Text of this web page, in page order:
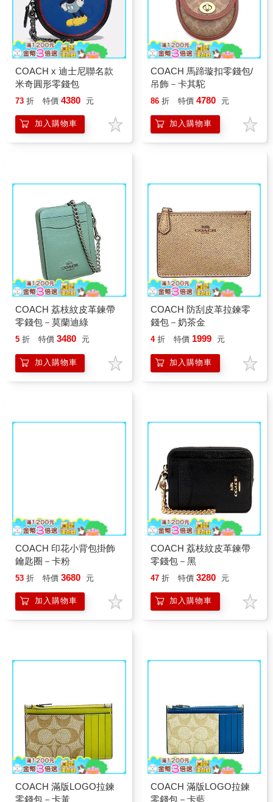
COACH x 迪士尼聯名款
米奇圓形零錢包
73 折 特價 4380 元
加入購物車
COACH 馬蹄璇扣零錢包/
吊飾－卡其駝
86 折 特價 4780 元
加入購物車
COACH 荔枝紋皮革鍊帶
零錢包－莫蘭迪綠
5 折 特價 3480 元
加入購物車
COACH 防刮皮革拉鍊零
錢包－奶茶金
4 折 特價 1999 元
加入購物車
COACH 印花小背包掛飾
鑰匙圈－卡粉
53 折 特價 3680 元
加入購物車
COACH 荔枝紋皮革鍊帶
零錢包－黑
47 折 特價 3280 元
加入購物車
COACH 滿版LOGO拉鍊
零錢包－卡黃
COACH 滿版LOGO拉鍊
零錢包－卡藍